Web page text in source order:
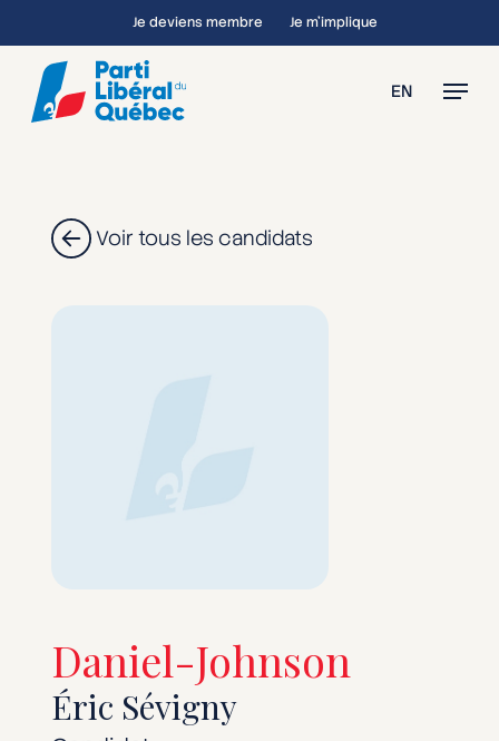
to
main
content
Je deviens membre Je m’implique
EN Menu
Voir tous les candidats
Daniel-Johnson
Éric Sévigny